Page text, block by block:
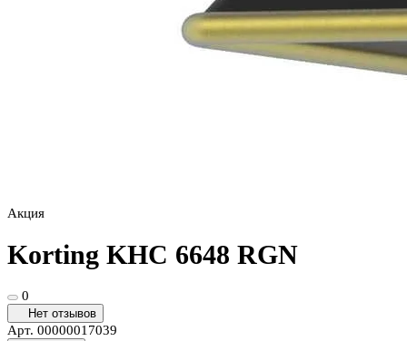
Акция
Korting KHC 6648 RGN
0
Нет отзывов
Арт. 00000017039